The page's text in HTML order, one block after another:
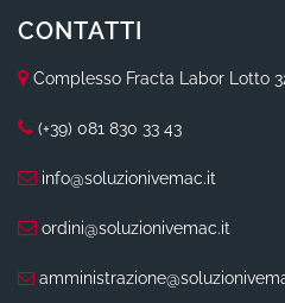
CONTATTI
Complesso Fracta Labor Lotto
(+39) 081 830 33 43
info@soluzionivemac.it
ordini@soluzionivemac.it